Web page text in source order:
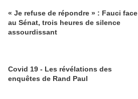
« Je refuse de répondre » : Fauci face
au Sénat, trois heures de silence
assourdissant
Covid 19 - Les révélations des
enquêtes de Rand Paul